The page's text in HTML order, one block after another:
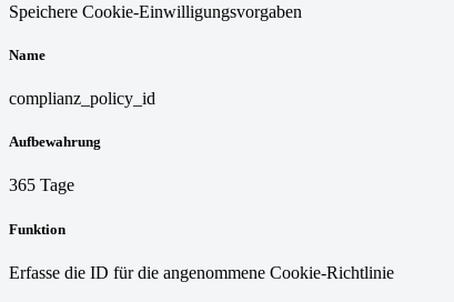
Speichere Cookie-Einwilligungsvorgaben
Name
complianz_policy_id
Aufbewahrung
365 Tage
Funktion
Erfasse die ID für die angenommene Cookie-Richtlinie